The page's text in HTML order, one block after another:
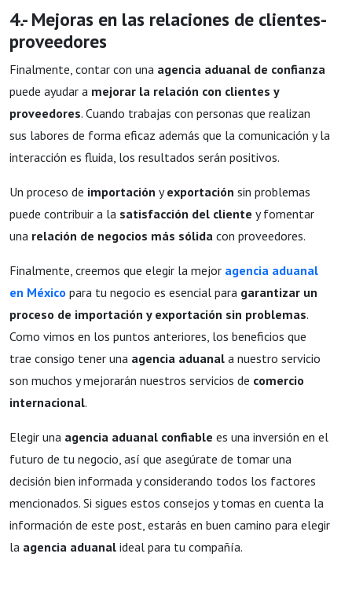
4.- Mejoras en las relaciones de clientes-
proveedores
Finalmente, contar con una agencia aduanal de confianza
puede ayudar a mejorar la relación con clientes y
proveedores. Cuando trabajas con personas que realizan
sus labores de forma eficaz además que la comunicación y la
interacción es fluida, los resultados serán positivos.
Un proceso de importación yexportación sin problemas
puede contribuir a la satisfacción del cliente y fomentar
una relación de negocios más sólida con proveedores.
Finalmente, creemos que elegir la mejor agencia aduanal
en México para tu negocio es esencial para garantizar un
proceso de importación y exportación sin problemas.
Como vimos en los puntos anteriores, los beneficios que
trae consigo tener una agencia aduanal a nuestro servicio
son muchos y mejorarán nuestros servicios de comercio
internacional.
Elegir una agencia aduanal confiable es una inversión en el
futuro de tu negocio, así que asegúrate de tomar una
decisión bien informada y considerando todos los factores
mencionados. Si sigues estos consejos y tomas en cuenta la
información de este post, estarás en buen camino para elegir
la agencia aduanal ideal para tu compañía.